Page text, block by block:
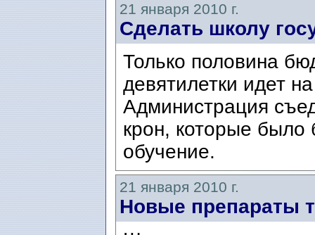
21 января 2010 г.
Сделать школу
Только половина
девятилетки идет
Администрация
крон, которые
обучение.
21 января 2010 г.
Новые препараты